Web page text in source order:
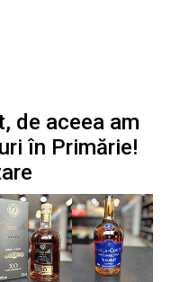
de aceea am
în Primărie!